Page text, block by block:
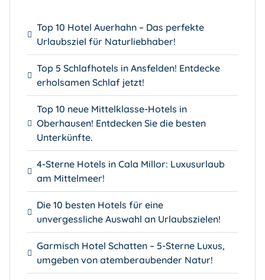
Top 10 Hotel Auerhahn – Das perfekte
Urlaubsziel für Naturliebhaber!
Top 5 Schlafhotels in Ansfelden! Entdecke
erholsamen Schlaf jetzt!
Top 10 neue Mittelklasse-Hotels in
Oberhausen! Entdecken Sie die besten
Unterkünfte.
4-Sterne Hotels in Cala Millor: Luxusurlaub
am Mittelmeer!
Die 10 besten Hotels für eine
unvergessliche Auswahl an Urlaubszielen!
Garmisch Hotel Schatten – 5-Sterne Luxus,
umgeben von atemberaubender Natur!